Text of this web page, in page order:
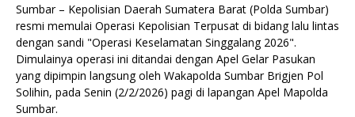
Sumbar – Kepolisian Daerah Sumatera Barat (Polda Sumbar)
resmi memulai Operasi Kepolisian Terpusat di bidang lalu lintas
dengan sandi "Operasi Keselamatan Singgalang 2026".
Dimulainya operasi ini ditandai dengan Apel Gelar Pasukan
yang dipimpin langsung oleh Wakapolda Sumbar Brigjen Pol
Solihin, pada Senin (2/2/2026) pagi di lapangan Apel Mapolda
Sumbar.